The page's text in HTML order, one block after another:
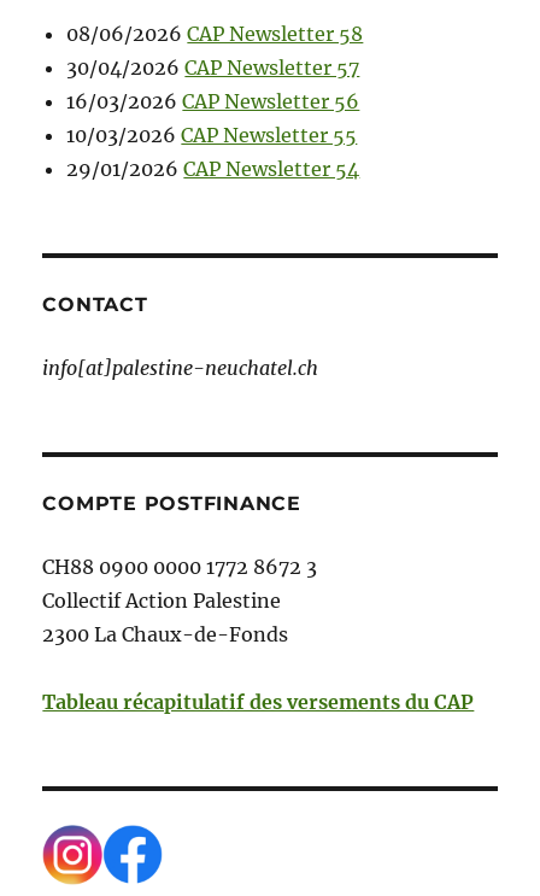
08/06/2026 CAP Newsletter 58
30/04/2026 CAP Newsletter 57
16/03/2026 CAP Newsletter 56
10/03/2026 CAP Newsletter 55
29/01/2026 CAP Newsletter 54
CONTACT
info[at]palestine-neuchatel.ch
COMPTE POSTFINANCE
CH88 0900 0000 1772 8672 3
Collectif Action Palestine
2300 La Chaux-de-Fonds
Tableau récapitulatif des versements du CAP